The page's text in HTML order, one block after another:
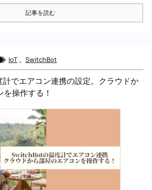
記事を読む
IoT , SwitchBot
でエアコン連携の設定。クラウドか
操作する！